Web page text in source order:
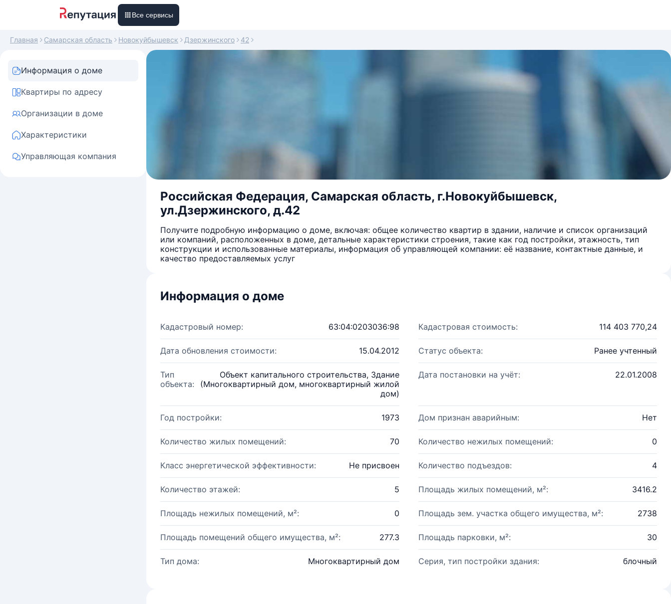
Все сервисы
Главная Самарская область Новокуйбышевск Дзержинского 42
Информация о доме
Квартиры по адресу
Организации в доме
Характеристики
Управляющая компания
Российская Федерация, Самарская область, г.Новокуйбышевск,
ул.Дзержинского, д.42
Получите подробную информацию о доме, включая: общее количество квартир в здании, наличие и список организаций
или компаний, расположенных в доме, детальные характеристики строения, такие как год постройки, этажность, тип
конструкции и использованные материалы, информация об управляющей компании: её название, контактные данные, и
качество предоставляемых услуг
Информация о доме
Кадастровый номер: 63:04:0203036:98 Кадастровая стоимость: 114 403 770,24
Дата обновления стоимости: 15.04.2012 Статус объекта: Ранее учтенный
Тип
объекта:
Объект капитального строительства, Здание
(Многоквартирный дом, многоквартирный жилой
дом)
Дата постановки на учёт: 22.01.2008
Год постройки: 1973 Дом признан аварийным: Нет
Количество жилых помещений: 70 Количество нежилых помещений: 0
Класс энергетической эффективности: Не присвоен Количество подъездов: 4
Количество этажей: 5 Площадь жилых помещений, м²: 3416.2
Площадь нежилых помещений, м²: 0 Площадь зем. участка общего имущества, м²: 2738
Площадь помещений общего имущества, м²: 277.3 Площадь парковки, м²: 30
Тип дома: Многоквартирный дом Серия, тип постройки здания: блочный